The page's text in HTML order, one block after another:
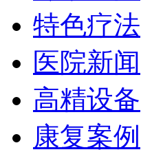
特色疗法
医院新闻
高精设备
康复案例